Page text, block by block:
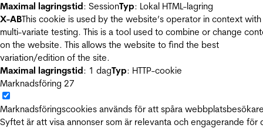
Maximal lagringstid: SessionTyp: Lokal HTML-lagring
X-ABThis cookie is used by the website’s operator in context with
multi-variate testing. This is a tool used to combine or change
on the website. This allows the website to find the best
variation/edition of the site.
Maximal lagringstid: 1 dagTyp: HTTP-cookie
Marknadsföring 27
Marknadsföringscookies används för att spåra
Syftet är att visa annonser som är relevanta och engagerande för